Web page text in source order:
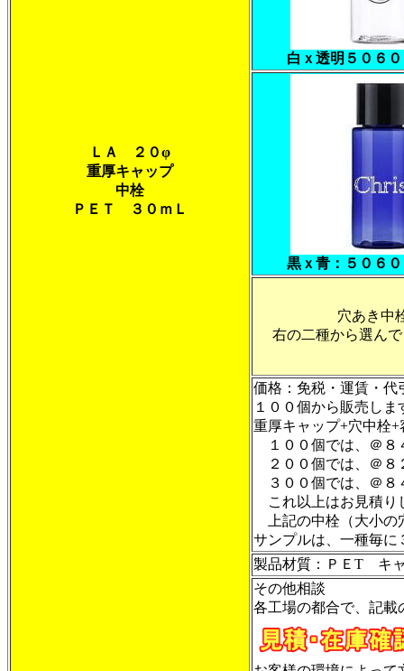
ＬＡ ２０φ
重厚キャップ
中栓
ＰＥＴ ３０ｍＬ
白ｘ透明５０６
黒ｘ青：５０６
穴あき中
右の二種から選ん
価格：免税・運賃・
１００個から販売し
重厚キャップ+穴中
１００個では、＠
２００個では、＠
３００個では、＠
これ以上はお見積り
上記の中栓（大小
サンプルは、一種毎に
製品材質：ＰＥT キ
その他相談
各工場の都合で、記載